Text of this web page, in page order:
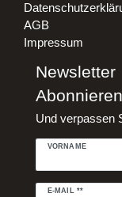
AGB
Impressum
Newsletter
Und verpassen
VORNAME
E-MAIL **
Newsletter